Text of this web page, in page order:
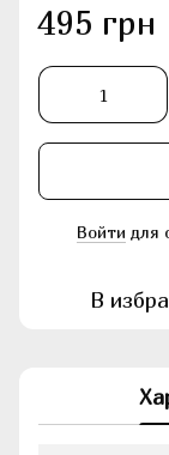
495 грн
Войти для
В